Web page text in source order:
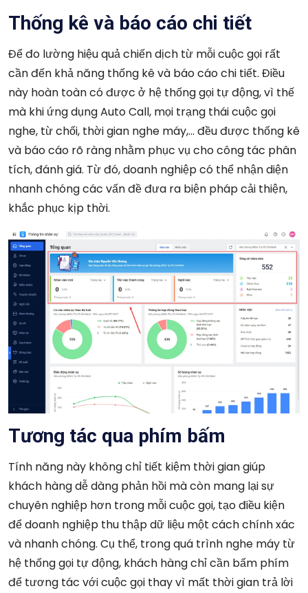
Thống kê và báo cáo chi tiết
Để đo lường hiệu quả chiến dịch từ mỗi cuộc gọi rất
cần đến khả năng thống kê và báo cáo chi tiết. Điều
này hoàn toàn có được ở hệ thống gọi tự động, vì thế
mà khi ứng dụng Auto Call, mọi trạng thái cuộc gọi
nghe, từ chối, thời gian nghe máy,… đều được thống kê
và báo cáo rõ ràng nhằm phục vụ cho công tác phân
tích, đánh giá. Từ đó, doanh nghiệp có thể nhận diện
nhanh chóng các vấn đề đưa ra biện pháp cải thiện,
khắc phục kịp thời.
Tương tác qua phím bấm
Tính năng này không chỉ tiết kiệm thời gian giúp
khách hàng dễ dàng phản hồi mà còn mang lại sự
chuyên nghiệp hơn trong mỗi cuộc gọi, tạo điều kiện
để doanh nghiệp thu thập dữ liệu một cách chính xác
và nhanh chóng. Cụ thể, trong quá trình nghe máy từ
hệ thống gọi tự động, khách hàng chỉ cần bấm phím
để tương tác với cuộc gọi thay vì mất thời gian trả lời